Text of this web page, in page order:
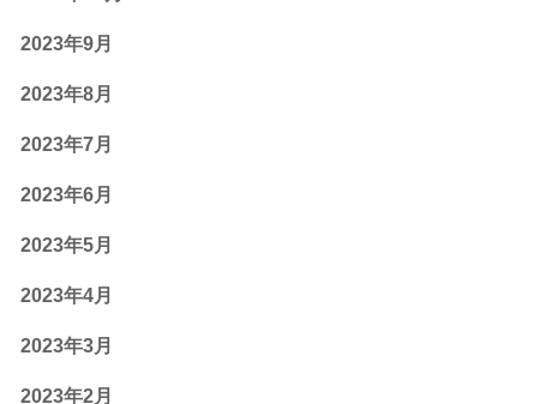
2023年9月
2023年8月
2023年7月
2023年6月
2023年5月
2023年4月
2023年3月
2023年2月